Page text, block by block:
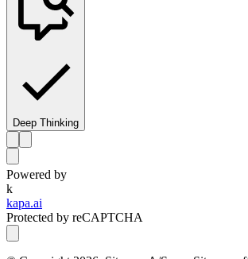
Deep Thinking
Powered by
k
kapa.ai
Protected by reCAPTCHA